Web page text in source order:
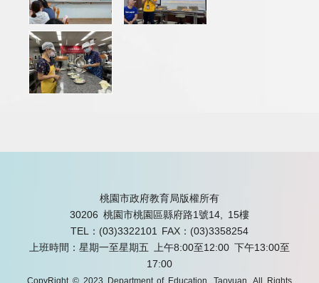
桃園市政府教育局版權所有
30206 桃園市桃園區縣府路1號14, 15樓
TEL：(03)3322101
FAX：(03)3358254
上班時間：星期一至星期五 上午8:00至12:00 下午13:00至
17:00
CopyRight © 2023 Department of Education, Taoyuan. All Rights